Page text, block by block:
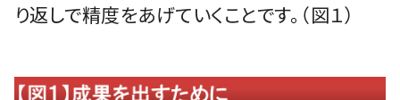
り返しで精度をあげていくことです。（図１）